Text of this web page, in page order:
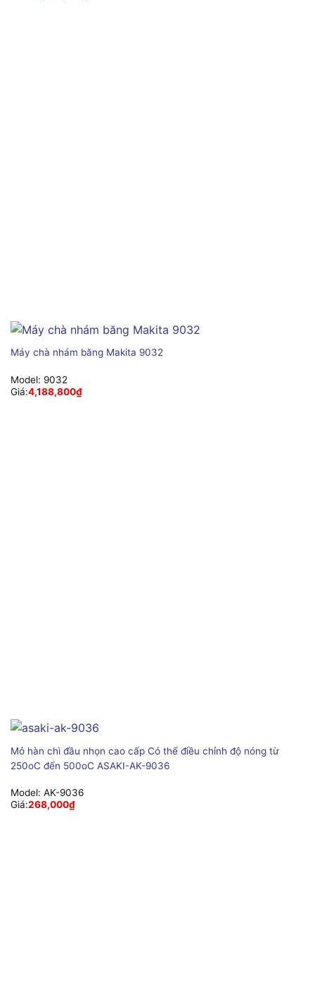
Máy chà nhám băng Makita 9032
Model: 9032
Giá:4,188,800₫
Mỏ hàn chì đầu nhọn cao cấp Có thể điều chỉnh độ nóng từ
250oC đến 500oC ASAKI-AK-9036
Model: AK-9036
Giá:268,000₫